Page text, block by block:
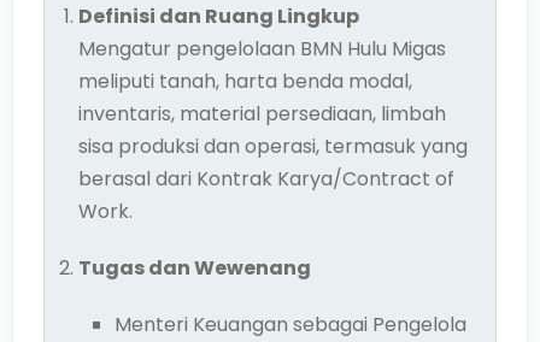
Definisi dan Ruang Lingkup
Mengatur pengelolaan BMN Hulu Migas
meliputi tanah, harta benda modal,
inventaris, material persediaan, limbah
sisa produksi dan operasi, termasuk yang
berasal dari Kontrak Karya/Contract of
Work.
Tugas dan Wewenang
Menteri Keuangan sebagai Pengelola